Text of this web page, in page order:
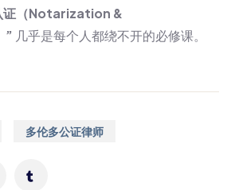
证（Notarization &
” 几乎是每个人都绕不开的必修课。
多伦多公证律师